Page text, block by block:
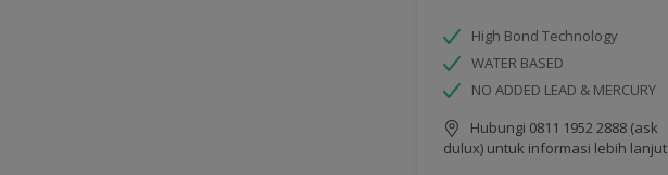
High Bond Technology
WATER BASED
NO ADDED LEAD & MERCURY
Hubungi 0811 1952 2888 (ask
dulux) untuk informasi lebih lanjut